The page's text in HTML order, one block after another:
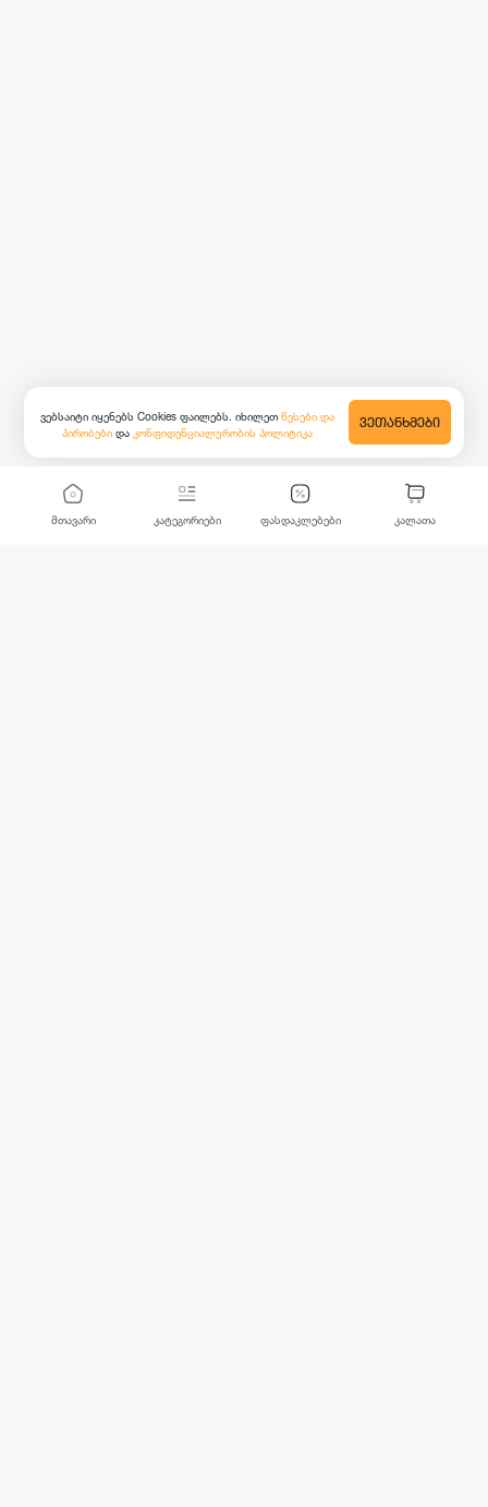
მთავარი კატეგორიები ფასდაკლებები კალათა
ვებსაიტი იყენებს Cookies ფაილებს. იხილეთ წესები და
პირობები და კონფიდენციალურობის პოლიტიკა
ᲕᲔᲗᲐᲜᲮᲛᲔᲑᲘ